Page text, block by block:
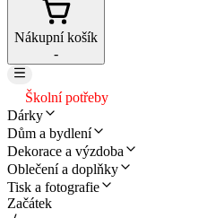
Nákupní košík
-
Školní potřeby
Dárky
Dům a bydlení
Dekorace a výzdoba
Oblečení a doplňky
Tisk a fotografie
Začátek